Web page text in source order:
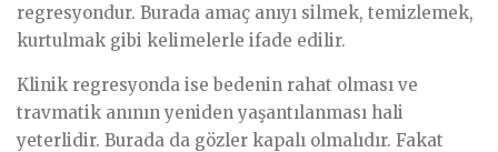
regresyondur. Burada amaç anıyı silmek, temizlemek,
kurtulmak gibi kelimelerle ifade edilir.
Klinik regresyonda ise bedenin rahat olması ve
travmatik anının yeniden yaşantılanması hali
yeterlidir. Burada da gözler kapalı olmalıdır. Fakat